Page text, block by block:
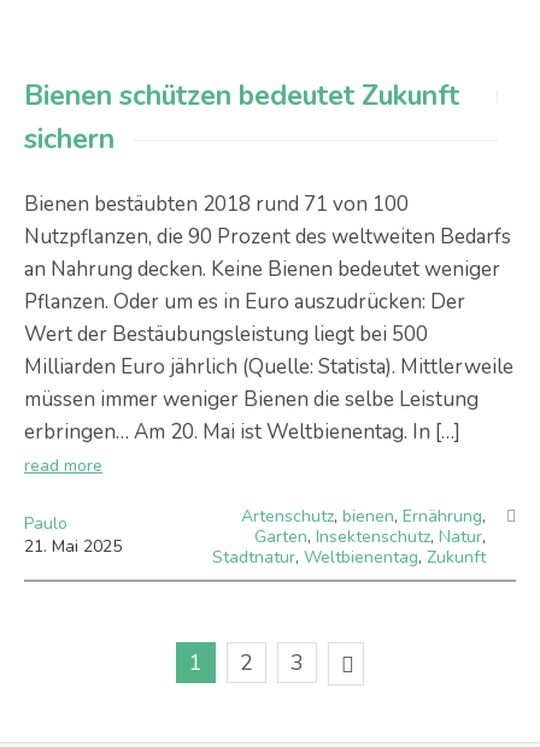
Bienen schützen bedeutet Zukunft
sichern
Bienen bestäubten 2018 rund 71 von 100
Nutzpflanzen, die 90 Prozent des weltweiten Bedarfs
an Nahrung decken. Keine Bienen bedeutet weniger
Pflanzen. Oder um es in Euro auszudrücken: Der
Wert der Bestäubungsleistung liegt bei 500
Milliarden Euro jährlich (Quelle: Statista). Mittlerweile
müssen immer weniger Bienen die selbe Leistung
erbringen… Am 20. Mai ist Weltbienentag. In […]
read more
Paulo
21. Mai 2025
Artenschutz, bienen, Ernährung,
Garten, Insektenschutz, Natur,
Stadtnatur, Weltbienentag, Zukunft
1 2 3